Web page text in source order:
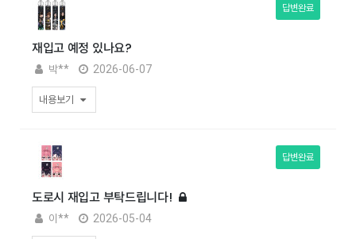
재입고 예정 있나요?
답변완료
박** 2026-06-07
내용보기
도로시 재입고 부탁드립니다!
답변완료
이** 2026-05-04